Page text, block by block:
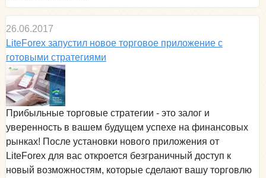
26.06.2017
LiteForex запустил новое торговое приложение с
готовыми стратегиями
Прибыльные торговые стратегии - это залог и
уверенность в вашем будущем успехе на финансовых
рынках! После установки нового приложения от
LiteForex для вас откроется безграничный доступ к
новый возможностям, которые сделают вашу торговлю